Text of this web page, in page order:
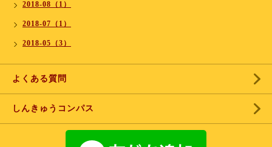
2018-08（1）
2018-07（1）
2018-05（3）
よくある質問
しんきゅうコンパス